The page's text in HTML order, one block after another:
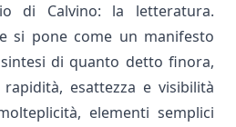
di Calvino: la letteratura.
si pone come un manifesto
di quanto detto finora,
esattezza e visibilità
elementi semplici